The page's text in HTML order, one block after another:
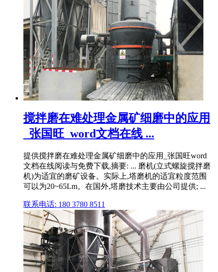
搅拌磨在难处理金属矿细磨中的应用
_张国旺_word文档在线 ...
提供搅拌磨在难处理金属矿细磨中的应用_张国旺word
文档在线阅读与免费下载,摘要: ... 磨机(立式螺旋搅拌磨
机)为适宜的磨矿设备。实际上,塔磨机的适宜粒度范围
可以为20~65Lm。在国外,塔磨技术主要由公司提供; ...
联系电话: 180 3780 8511